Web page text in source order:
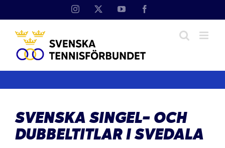
Instagram YouTube
SVENSKA SINGEL- OCH
DUBBELTITLAR I SVEDALA